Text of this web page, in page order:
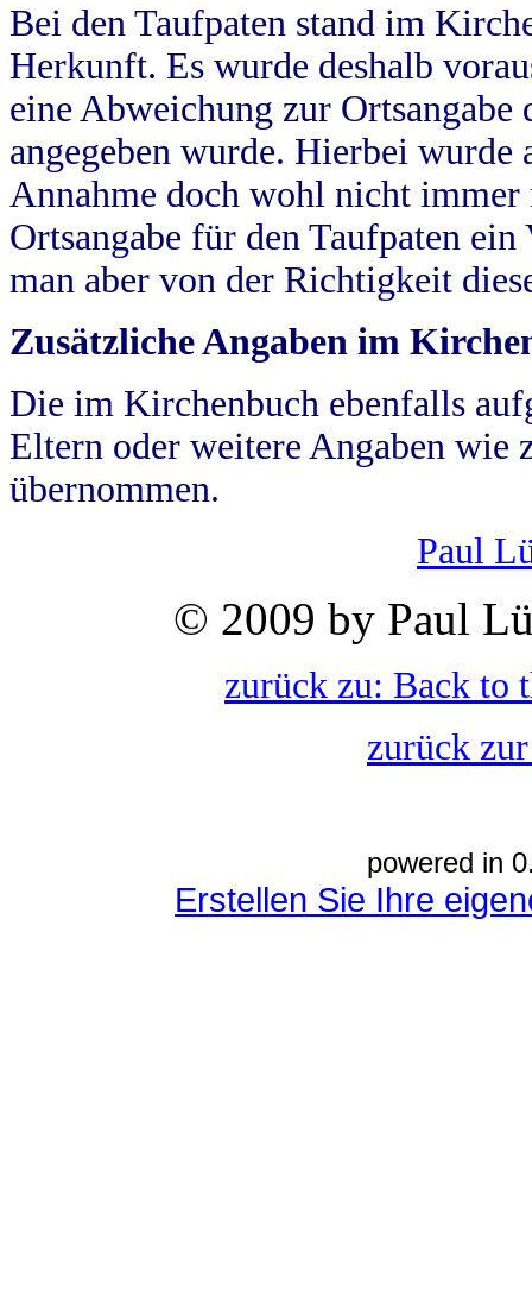
Bei den Taufpaten stand im
Herkunft. Es wurde deshalb
eine Abweichung zur
angegeben wurde. Hierbei wurde
Annahme doch wohl nicht
Ortsangabe für den Taufpaten
man aber von der Richtigkeit
Zusätzliche Angaben im
Die im Kirchenbuch ebenfalls
Eltern oder weitere Angaben wie
übernommen.
Paul
© 2009 by Paul
zurück zu: Back to
zurück
powered in
Erstellen Sie Ihre